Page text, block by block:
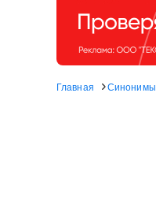
Главная Синонимы